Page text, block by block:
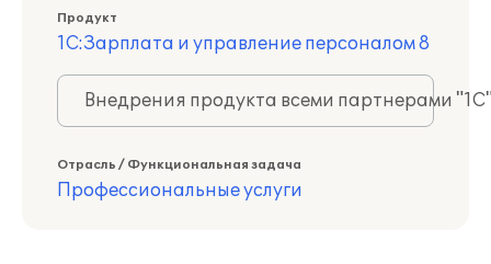
Продукт
1С:Зарплата и управление персоналом 8
Внедрения продукта всеми партнерами
Отрасль / Функциональная задача
Профессиональные услуги